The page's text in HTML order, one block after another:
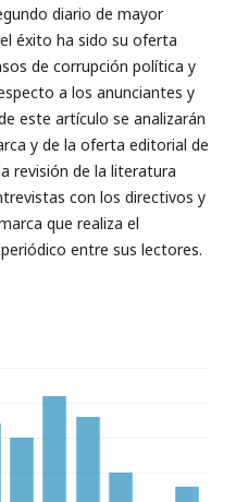
diario de mayor
éxito ha sido su oferta
de corrupción política y
a los anunciantes y
este artículo se analizarán
y de la oferta editorial de
revisión de la literatura
con los directivos y
que realiza el
entre sus lectores.